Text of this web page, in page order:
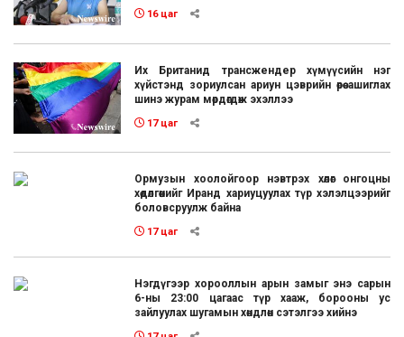
16 цаг
Их Британид трансжендер хүмүүсийн нэг
хүйстэнд зориулсан ариун цэврийн өрөө ашиглах
шинэ журам мөрдөгдөж эхэллээ
17 цаг
Ормузын хоолойгоор нэвтрэх хөлөг онгоцны
хөдөлгөөнийг Иранд хариуцуулах түр хэлэлцээрийг
боловсруулж байна
17 цаг
Нэгдүгээр хорооллын арын замыг энэ сарын
6-ны 23:00 цагаас түр хааж, борооны ус
зайлуулах шугамын хөндлөн сэтэлгээ хийнэ